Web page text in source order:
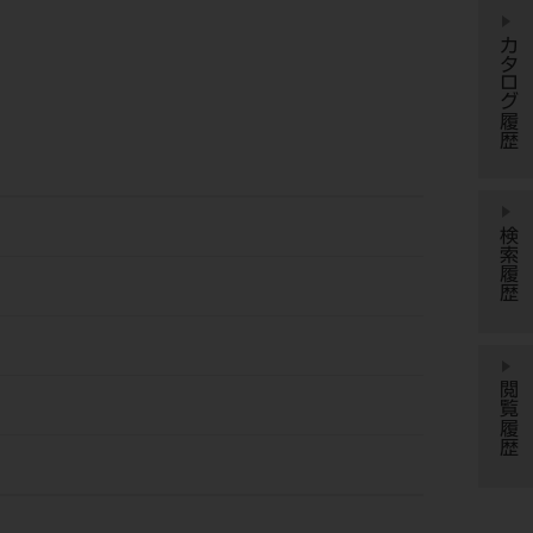
カタログ履歴
検索履歴
閲覧履歴